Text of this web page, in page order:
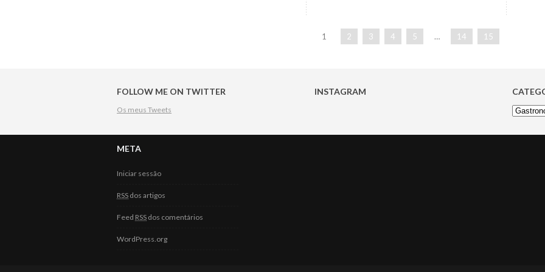
1 2 3 4 5 … 14 15
FOLLOW ME ON TWITTER
Os meus Tweets
INSTAGRAM
META
Iniciar sessão
RSS dos artigos
Feed RSS dos comentários
WordPress.org